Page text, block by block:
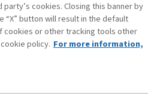
cookies. Closing this banner by
button will result in the default
cookies or other tracking tools other
policy. For more information,